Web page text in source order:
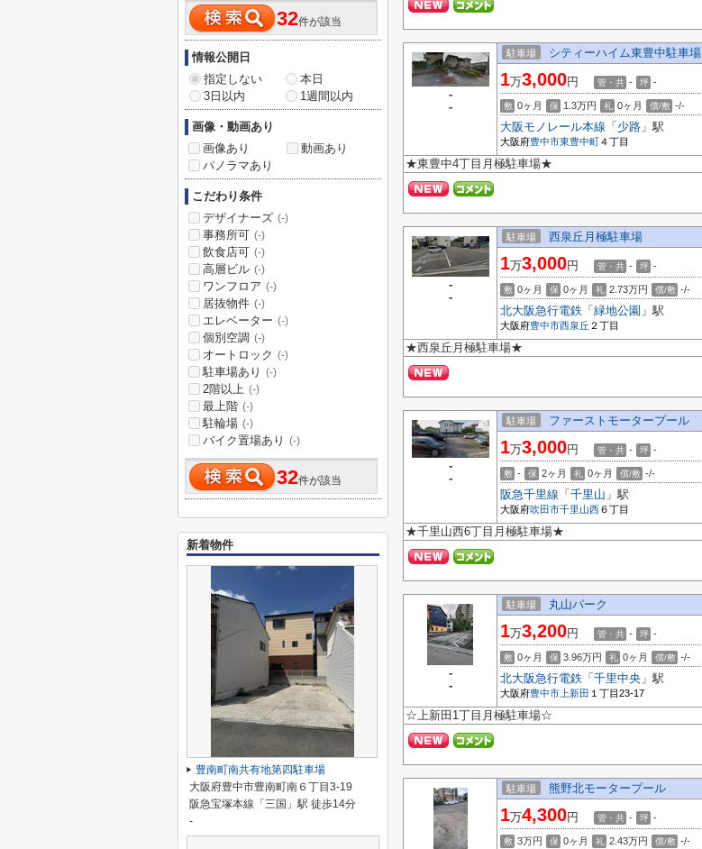
-
-
駐車場 シティーハイム東豊中駐車場
1万3,000円 管・共 - 坪 -
敷 0ヶ月 保 1.3万円 礼 0ヶ月 償/敷 -/-
大阪モノレール本線 「 少路 」駅
大阪府豊中市東豊中町４丁目
★東豊中4丁目月極駐車場★
-
-
駐車場 西泉丘月極駐車場
1万3,000円 管・共 - 坪 -
敷 0ヶ月 保 0ヶ月 礼 2.73万円 償/敷 -/-
北大阪急行電鉄 「 緑地公園 」駅
大阪府豊中市西泉丘 ２丁目
★西泉丘月極駐車場★
-
-
駐車場 ファーストモータープール
1万3,000円 管・共 - 坪 -
敷 - 保 2ヶ月 礼 0ヶ月 償/敷 -/-
阪急千里線 「 千里山 」駅
大阪府吹田市千里山西６丁目
★千里山西6丁目月極駐車場★
-
-
駐車場 丸山パーク
1万3,200円 管・共 - 坪 -
敷 0ヶ月 保 3.96万円 礼 0ヶ月 償/敷 -/-
北大阪急行電鉄 「 千里中央 」駅
大阪府豊中市 上新田 １丁目23-17
☆上新田1丁目月極駐車場☆
駐車場 熊野北モータープール
1万4,300円 管・共 - 坪 -
敷 3万円 保 0ヶ月 礼 2.43万円 償/敷 -/-
32件が該当
情報公開日
指定しない
本日
3日以内
1週間以内
画像・動画あり
画像あり
動画あり
パノラマあり
こだわり条件
デザイナーズ (-)
事務所可 (-)
飲食店可 (-)
高層ビル (-)
ワンフロア (-)
居抜物件 (-)
エレベーター (-)
個別空調 (-)
オートロック (-)
駐車場あり (-)
2階以上 (-)
最上階 (-)
駐輪場 (-)
バイク置場あり (-)
32件が該当
新着物件
豊南町南共有地第四駐車場
大阪府豊中市豊南町南６丁目3-19
阪急宝塚本線「三国」駅 徒歩14分
-